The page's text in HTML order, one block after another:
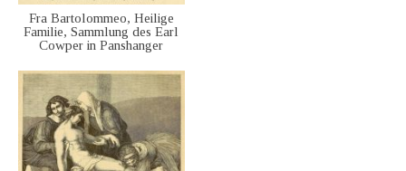
Fra Bartolommeo, Heilige
Familie, Sammlung des Earl
Cowper in Panshanger